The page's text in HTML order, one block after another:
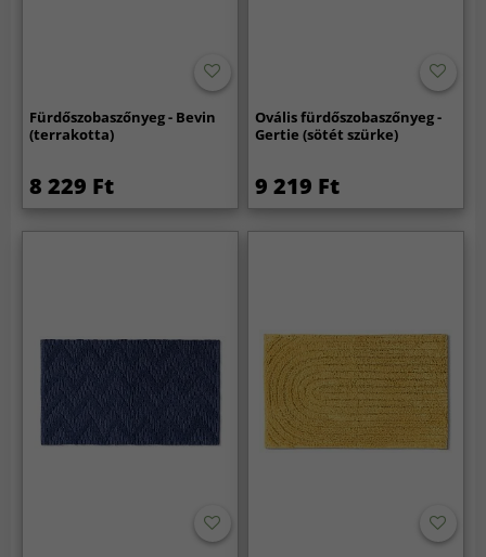
Fürdőszobaszőnyeg - Bevin
(terrakotta)
8 229 Ft
Ovális fürdőszobaszőnyeg -
Gertie (sötét szürke)
9 219 Ft